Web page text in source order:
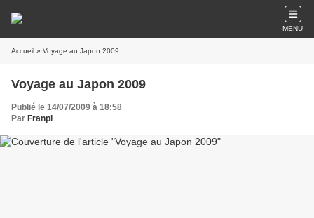
MENU
Accueil » Voyage au Japon 2009
Voyage au Japon 2009
Publié le 14/07/2009 à 18:58
Par Franpi